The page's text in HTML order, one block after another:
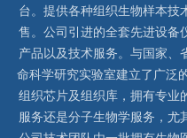
台。提供各种组织生物样本技
售。公司引进的全套先进设备
产品以及技术服务。与国家、
命科学研究实验室建立了广泛
组织芯片及组织库，拥有专业
服务还是分子生物学服务，